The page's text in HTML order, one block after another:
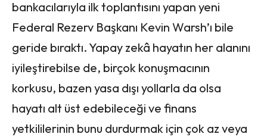
bankacılarıyla ilk toplantısını yapan yeni
Federal Rezerv Başkanı Kevin Warsh’ı bile
geride bıraktı. Yapay zekâ hayatın her alanını
iyileştirebilse de, birçok konuşmacının
korkusu, bazen yasa dışı yollarla da olsa
hayatı alt üst edebileceği ve finans
yetkililerinin bunu durdurmak için çok az veya